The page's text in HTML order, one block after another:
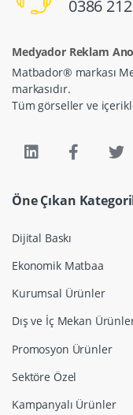
0386
Medyador Reklam
Matbador® markası
markasıdır.
Tüm görseller ve
Öne Çıkan
Dijital Baskı
Ekonomik Matbaa
Kurumsal Ürünler
Dış ve İç Mekan
Promosyon Ürünler
Sektöre Özel
Kampanyalı Ürünler